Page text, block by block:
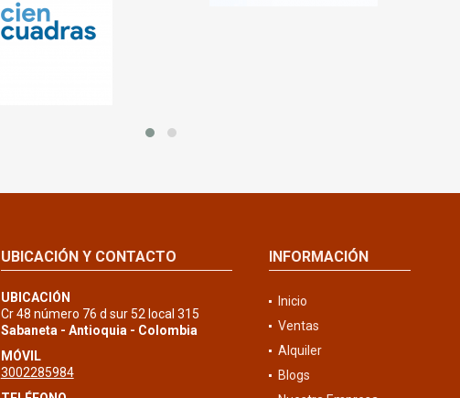
UBICACIÓN Y CONTACTO
UBICACIÓN
Cr 48 número 76 d sur 52 local 315
Sabaneta - Antioquia - Colombia
MÓVIL
3002285984
INFORMACIÓN
Inicio
Ventas
Alquiler
Blogs